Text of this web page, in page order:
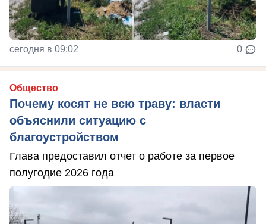
сегодня в 09:02 0
Общество
Почему косят не всю траву: власти
объяснили ситуацию с
благоустройством
Глава предоставил отчет о работе за первое
полугодие 2026 года